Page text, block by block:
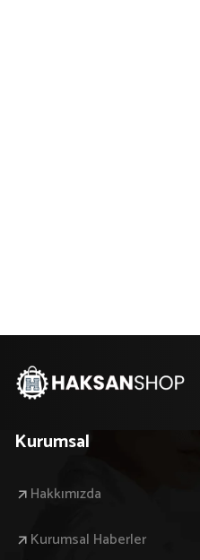
Kurumsal
Hakkımızda
Kurumsal Haberler